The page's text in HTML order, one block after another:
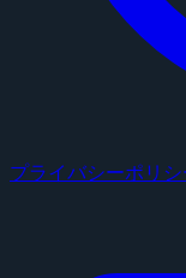
プライバシーポリシ